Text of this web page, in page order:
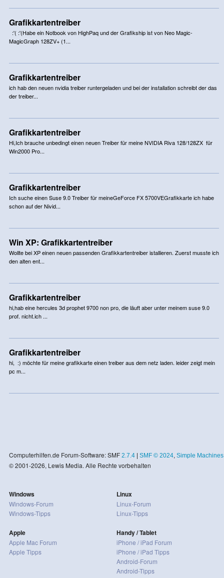
Grafikkartentreiber
:'( :'(Habe ein Notbook von HighPaq und der Grafikship ist von Neo Magic-
MagicGraph 128ZV+ (1...
Grafikkartentreiber
ich hab den neuen nvidia treiber runtergeladen und bei der installation schreibt der das
der treiber...
Grafikkartentreiber
Hi,Ich brauche unbedingt einen neuen Treiber für meine NVIDIA Riva 128/128ZX für
Win2000 Pro...
Grafikkartentreiber
Ich suche einen Suse 9.0 Treiber für meineGeForce FX 5700VEGrafikkarte ich habe
schon auf der Nivid...
Win XP: Grafikkartentreiber
Wollte bei XP einen neuen passenden Grafikkartentreiber istallieren. Zuerst musste ich
den alten ent...
Grafikkartentreiber
hi,hab eine hercules 3d prophet 9700 non pro, die läuft aber unter meinem suse 9.0
prof. nicht.ich ...
Grafikkartentreiber
hi, :) möchte für meine grafikkarte einen treiber aus dem netz laden. leider zeigt mein
pc m...
Computerhilfen.de Forum-Software: SMF 2.7.4| SMF © 2024, Simple Machines
© 2001-2026, Lewis Media. Alle Rechte vorbehalten
Windows
Windows-Forum
Windows-Tipps
Apple
Apple Mac Forum
Apple Tipps
Linux
Linux-Forum
Linux-Tipps
Handy / Tablet
iPhone / iPad Forum
iPhone / iPad Tipps
Android-Forum
Android-Tipps